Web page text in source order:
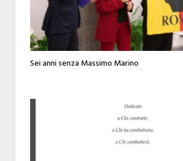
Sei anni senza Massimo Marino